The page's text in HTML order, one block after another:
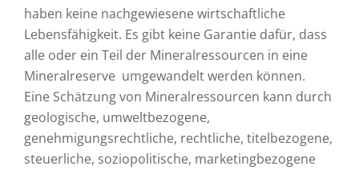
haben keine nachgewiesene wirtschaftliche
Lebensfähigkeit. Es gibt keine Garantie dafür, dass
alle oder ein Teil der Mineralressourcen in eine
Mineralreserve umgewandelt werden können.
Eine Schätzung von Mineralressourcen kann durch
geologische, umweltbezogene,
genehmigungsrechtliche, rechtliche, titelbezogene,
steuerliche, soziopolitische, marketingbezogene